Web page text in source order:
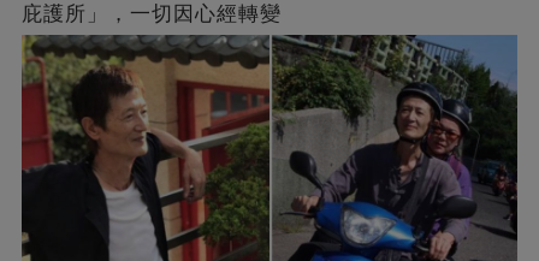
庇護所」，一切因心經轉變